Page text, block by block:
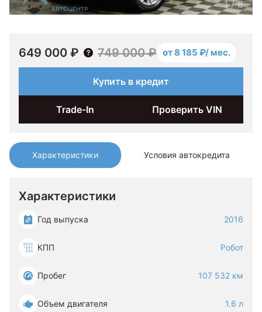
Характеристики Условия автокредита
Характеристики
Год выпуска 2016
КПП Робот
Пробег 107 532 км
Объем двигателя 1.6 л
1/8
649 000 ₽ 749 000 ₽ от 8 185 ₽/ мес.
Купить в кредит
Trade-In Проверить VIN